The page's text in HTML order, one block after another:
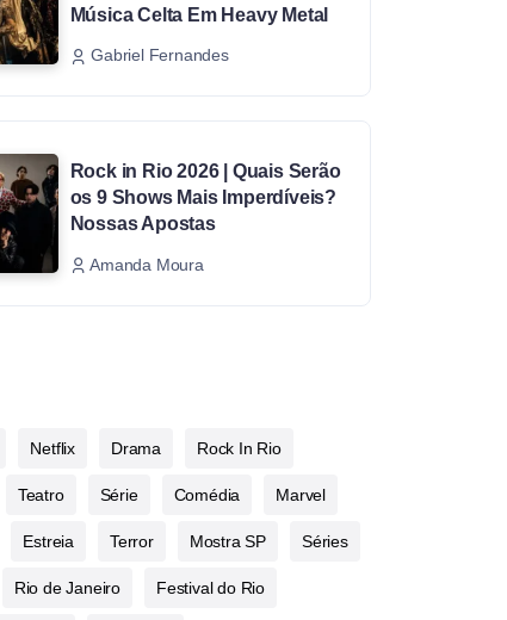
Música Celta Em Heavy Metal
Gabriel Fernandes
Rock in Rio 2026 | Quais Serão
os 9 Shows Mais Imperdíveis?
Nossas Apostas
Amanda Moura
Netflix Drama Rock In Rio
Teatro Série Comédia Marvel
Estreia Terror Mostra SP Séries
Rio de Janeiro Festival do Rio